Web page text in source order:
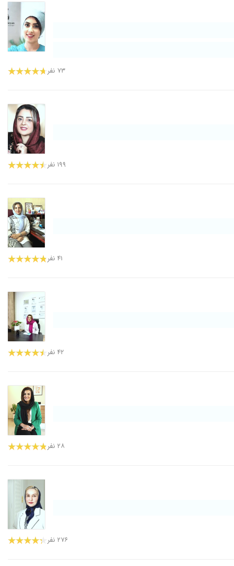
۷۳ نفر
۱۹۹ نفر
۴۱ نفر
۴۲ نفر
۲۸ نفر
۲۷۶ نفر